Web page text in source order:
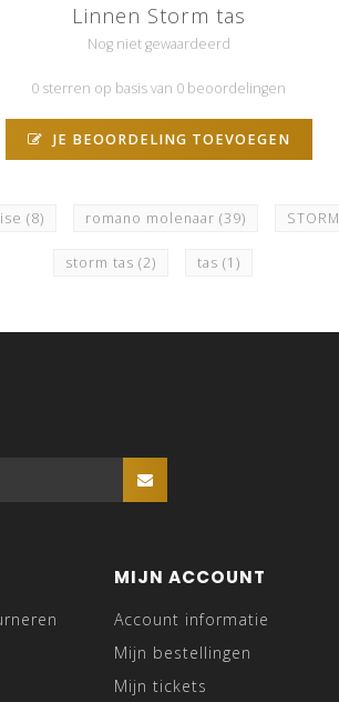
Linnen Storm tas
Nog niet gewaardeerd
0 sterren op basis van 0 beoordelingen
JE BEOORDELING TOEVOEGEN
(8) romano molenaar (39) STORM
storm tas(2) tas(1)
MIJN ACCOUNT
Account informatie
Mijn bestellingen
Mijn tickets